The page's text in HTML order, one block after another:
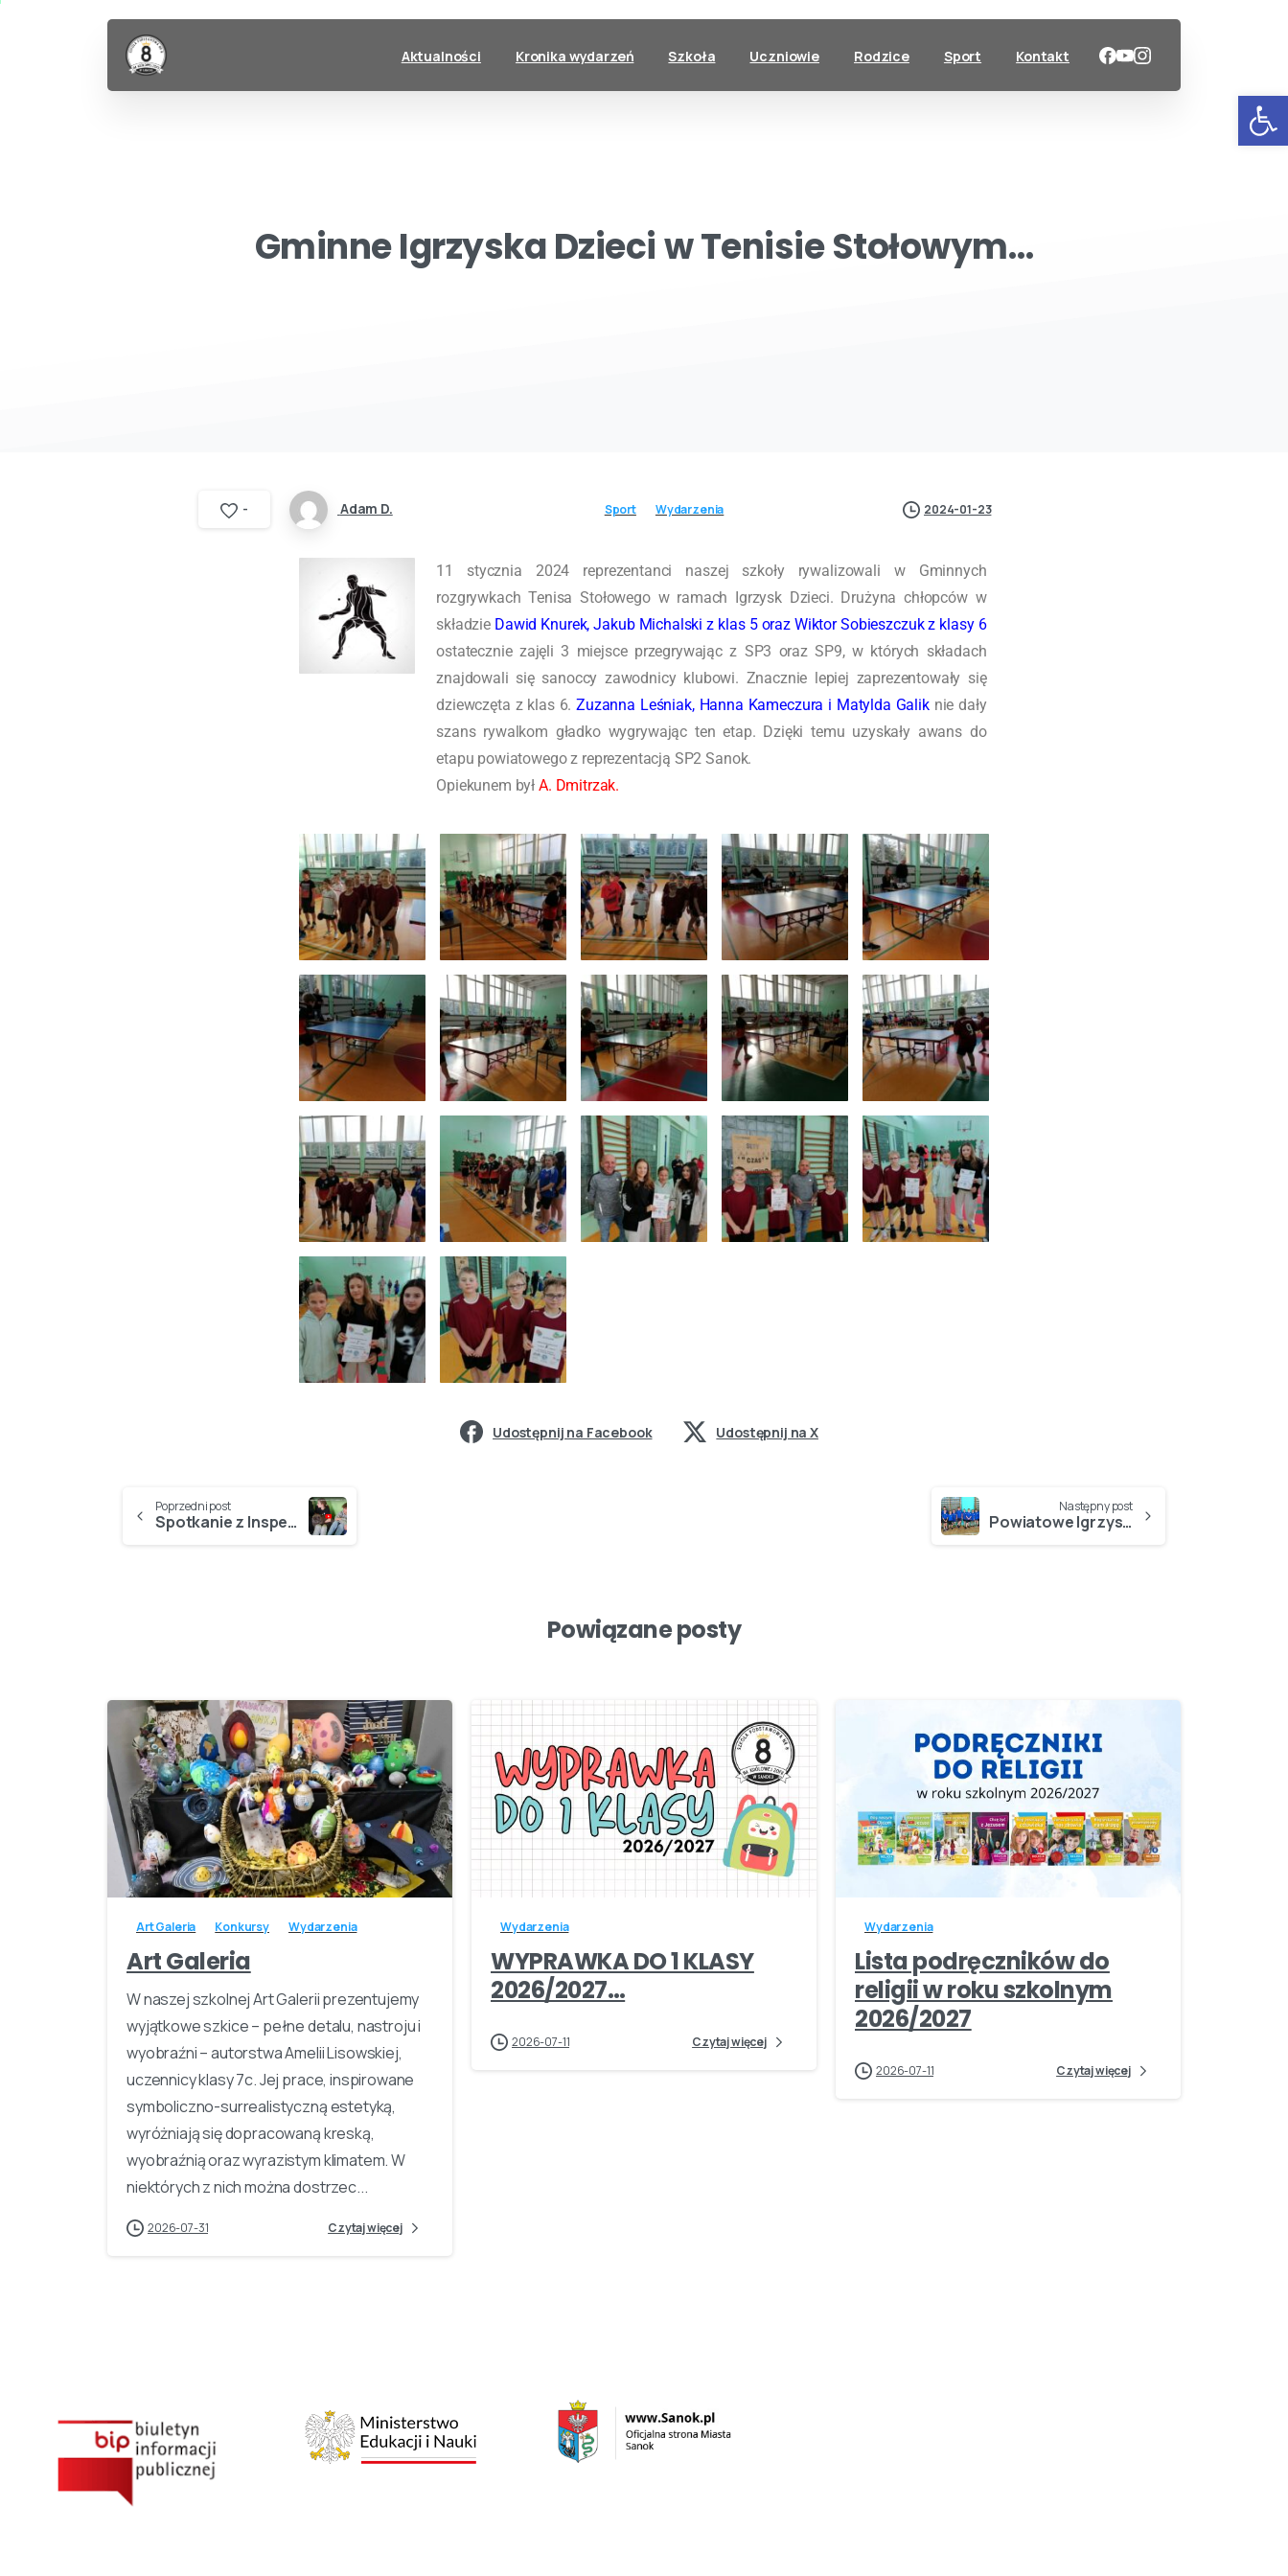
Aktualności Kronika wydarzeń Szkoła Uczniowie Rodzice Sport Kontakt
GminneIgrzyskaDzieciwTenisieStołowym…
- Adam D. Sport Wydarzenia 2024-01-23
11 stycznia 2024 reprezentanci naszej szkoły rywalizowali w Gminnych
rozgrywkach Tenisa Stołowego w ramach Igrzysk Dzieci. Drużyna chłopców w
składzie Dawid Knurek, Jakub Michalski z klas 5 oraz Wiktor Sobieszczuk z klasy 6
ostatecznie zajęli 3 miejsce przegrywając z SP3 oraz SP9, w których składach
znajdowali się sanoccy zawodnicy klubowi. Znacznie lepiej zaprezentowały się
dziewczęta z klas 6.Zuzanna Leśniak, Hanna Kameczura i Matylda Galiknie dały
szans rywalkom gładko wygrywając ten etap. Dzięki temu uzyskały awans do
etapu powiatowego z reprezentacją SP2 Sanok.
Opiekunem był A. Dmitrzak.
Udostępnij na Facebook Udostępnij na X
Poprzedni post
Spotkanie z Inspektorami OTOZ ANIMALS…
Następny post
Powiatowe Igrzyska Dzieci w koszykówce chłopców…
Powiązane posty
-
Art Galeria Konkursy Wydarzenia
Art Galeria
W naszej szkolnej Art Galerii prezentujemy
wyjątkowe szkice – pełne detalu, nastroju i
wyobraźni – autorstwa Amelii Lisowskiej,
uczennicy klasy 7c. Jej prace, inspirowane
symboliczno-surrealistyczną estetyką,
wyróżniają się dopracowaną kreską,
wyobraźnią oraz wyrazistym klimatem. W
niektórych z nich można dostrzec...
2026-07-31 Czytaj więcej
-
Wydarzenia
WYPRAWKA DO 1 KLASY
2026/2027…
2026-07-11 Czytaj więcej
-
Wydarzenia
Lista podręczników do
religii w roku szkolnym
2026/2027
2026-07-11 Czytaj więcej